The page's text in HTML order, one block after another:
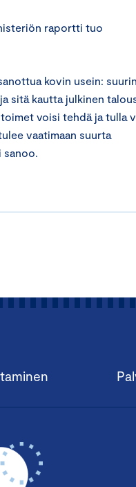
raportti tuo
kovin usein: suurin
sitä kautta julkinen
voisi tehdä ja tulla
vaatimaan suurta
sanoo.